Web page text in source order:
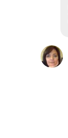
respuesta